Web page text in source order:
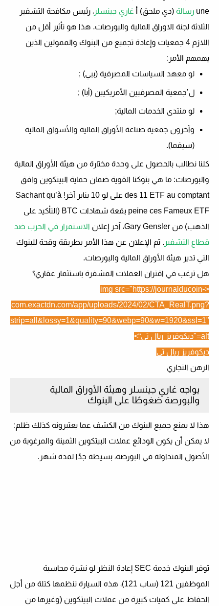
une رسالة (دي ملحق) أ غاري جينسلر ، رئيس مكافحة التشفير
الثلاثة لجنة الاوراق المالية والبورصات. هذا هو تأثير أقل من
اللازم 4 جمعيات وإعادة تجميع
من البنوك والممولين الذين
يهمهم الأمر:
لو معهد السياسات المصرفية (ببي) ;
ل’جمعية المصرفيين الأمريكيين (أبا) ;
لو منتدى الخدمات المالية;
وآخرون جمعية صناعة الأوراق المالية والأسواق المالية
(سيفما).
كلنا نطالب بالحصول على وحدة مختارة من هيئة الأوراق المالية
والبورصات: ما هي بنوكنا القوية ضمان حماية البيتكوين وافق
des 11 ETF au comptant على لو 10 يناير آخر! Sachant qu’à
peine ces Fameux ETF بقعة
شهادات BTC (التأكيد على
الذهب) من Gary Gensler، آخر إعلان
الاستمرار في الحرب ضد
قطاع التشفير . تم الإعلان عن هذا الأمر بطريقة وقحة للبنوك
التي تدير هيئة الأوراق المالية والبورصات.
هل ترغب في اقتران العملات المشفرة باستثمار عقاري؟
<img src="https://journalducoin-
com.exactdn.com/app/uploads/2024/02/CTA_RealT.png?
strip=all&lossy=1&quality=90&webp=90&w=1920&ssl=1"
alt="
ديكوفريز ريال تي“>
ديكوفريز ريال تي
الرهن التجاري
يواجه غاري جينسلر وهيئة الأوراق المالية
والبورصة ضغوطًا على البنوك
هذا لا يمنع جميع البنوك من الكشف عما يعتبرونه كذلك ظلم:
لا يمكن أن يكون الودائع عملات البيتكوين الثمينة والمرغوبة من
الأصول المتداولة في البورصة، بسيطة جدًا لمدة شهر.
توفر البنوك خدمة SEC إعادة النظر لو نشرة محاسبة
الموظفين 121
(ساب 121 )، هذه السيارة تنظمها كتلة من أجل
الحفاظ على كميات كبيرة من عملات البيتكوين (وغيرها من